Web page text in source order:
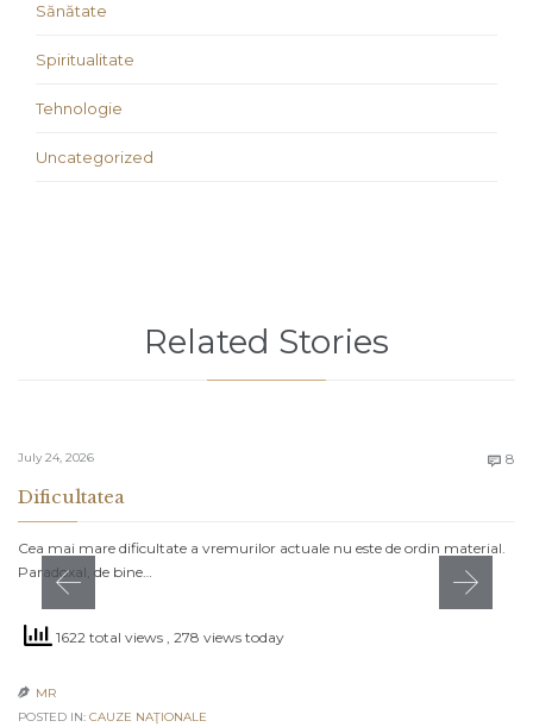
Sănătate
Spiritualitate
Tehnologie
Uncategorized
Related Stories
July 24, 2026  8
Dificultatea
Cea mai mare dificultate a vremurilor actuale nu este de ordin material.
Paradoxal, de bine…
1622 total views , 278 views today
 MR
POSTED IN: CAUZE NAŢIONALE